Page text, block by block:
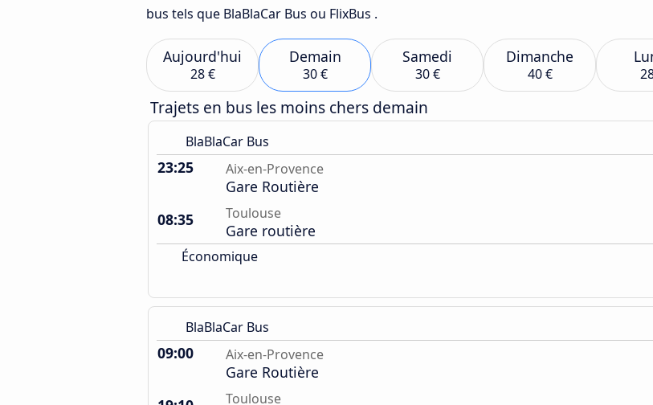
bus tels que BlaBlaCar Bus ou FlixBus .
Aujourd'hui
28 €
Demain
30 €
Samedi
30 €
Dimanche
40 €
Trajets en bus les moins chers demain
BlaBlaCar Bus
23:25 Aix-en-Provence
Gare Routière
08:35
Toulouse
Gare routière
Économique
BlaBlaCar Bus
09:00 Aix-en-Provence
Gare Routière
Toulouse